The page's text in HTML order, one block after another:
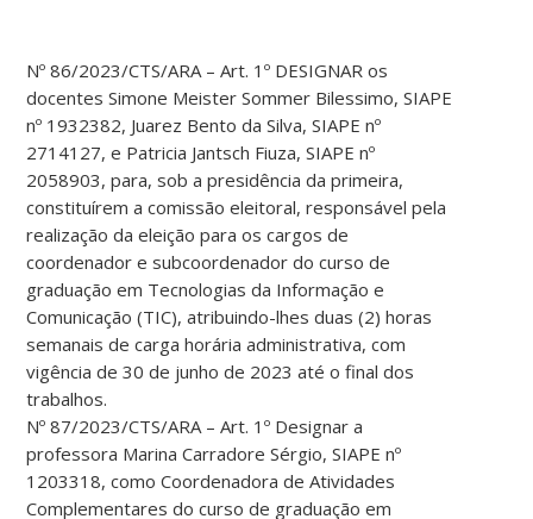
Nº 86/2023/CTS/ARA – Art. 1º DESIGNAR os
docentes Simone Meister Sommer Bilessimo, SIAPE
nº 1932382, Juarez Bento da Silva, SIAPE nº
2714127, e Patricia Jantsch Fiuza, SIAPE nº
2058903, para, sob a presidência da primeira,
constituírem a comissão eleitoral, responsável pela
realização da eleição para os cargos de
coordenador e subcoordenador do curso de
graduação em Tecnologias da Informação e
Comunicação (TIC), atribuindo-lhes duas (2) horas
semanais de carga horária administrativa, com
vigência de 30 de junho de 2023 até o final dos
trabalhos.
Nº 87/2023/CTS/ARA – Art. 1º Designar a
professora Marina Carradore Sérgio, SIAPE nº
1203318, como Coordenadora de Atividades
Complementares do curso de graduação em